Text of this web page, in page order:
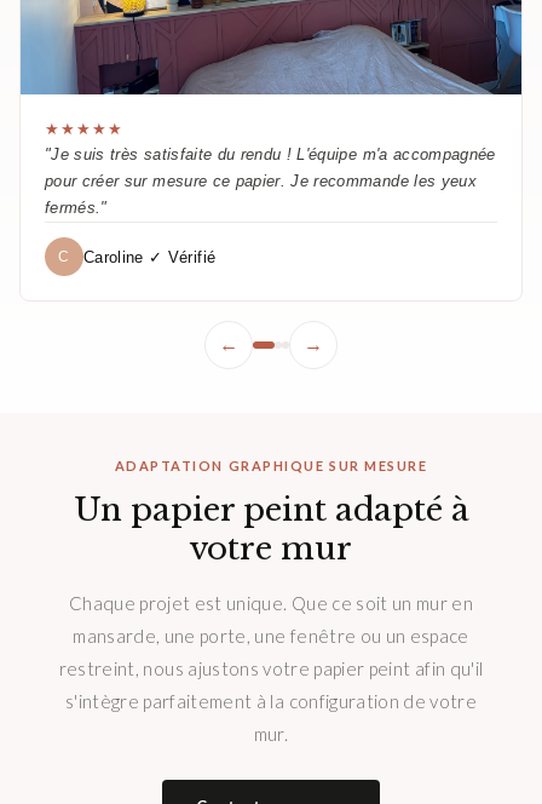
★★★★★
"Je suis très satisfaite du rendu ! L'équipe m'a accompagnée
pour créer sur mesure ce papier. Je recommande les yeux
fermés."
C Caroline ✓ Vérifié
← →
ADAPTATION GRAPHIQUE SUR MESURE
Un papier peint adapté à
votre mur
Chaque projet est unique. Que ce soit un mur en
mansarde, une porte, une fenêtre ou un espace
restreint, nous ajustons votre papier peint afin qu'il
s'intègre parfaitement à la configuration de votre
mur.